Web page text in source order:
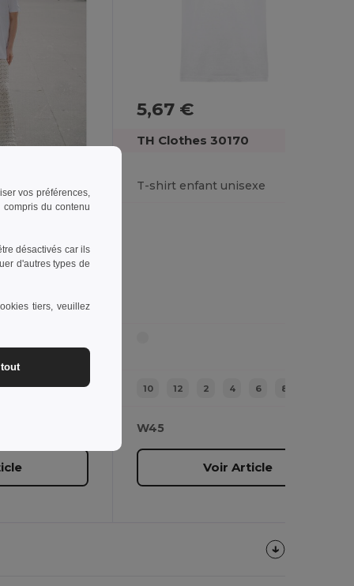
6 8
5,67 €
TH Clothes 30170
T-shirt enfant unisexe
10 12 2 4 6 8
W45
Voir Article
vos préférences,
du contenu
désactivés car ils
d'autres types de
tiers, veuillez